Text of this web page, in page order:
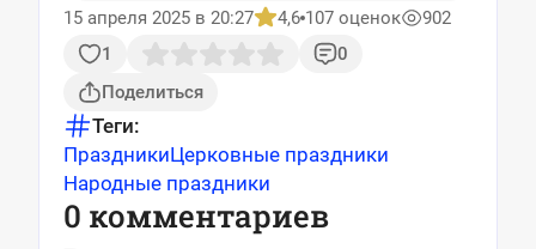
15 апреля 2025 в 20:27 4,6 107 оценок
902
1
0
Поделиться
Теги:
ПраздникиЦерковные праздники
Народные праздники
0 комментариев